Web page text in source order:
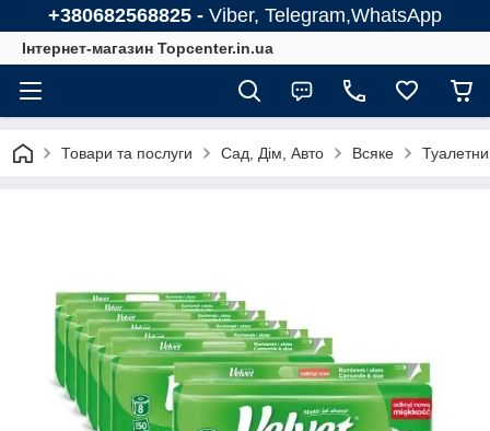
+380682568825 - Viber, Telegram,WhatsApp
Інтернет-магазин Topcenter.in.ua
Товари та послуги Сад, Дім, Авто Всяке